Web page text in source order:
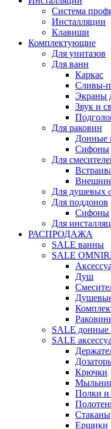
Система
Инсталляции
Клавиши
Комплектующие
Для унитазов
Для ванн
Каркас
Сливы-
Экраны
Звук и
Для раковин
Донные
Сифоны
Для
Для душевых
Для поддонов
Сифоны
Для
РАСПРОДАЖА
SALE ванны
SALE
Душ
SALE
SALE
Крючки
Полки и
Стаканы
Ершики